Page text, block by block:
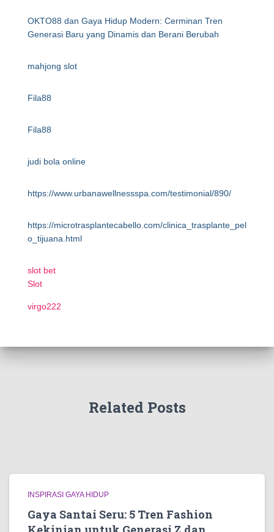
OKTO88 dan Gaya Hidup Modern: Cerminan Tren
Generasi Baru yang Dinamis dan Berani Berubah
mahjong slot
Fila88
Fila88
judi bola online
https://www.urbanawellnessspa.com/testimonial/890/
https://microtrasplantecabello.com/clinica_trasplante_pel
o_tijuana.html
slot bet
Slot
virgo222
Related Posts
INSPIRASI GAYA HIDUP
Gaya Santai Seru: 5 Tren Fashion